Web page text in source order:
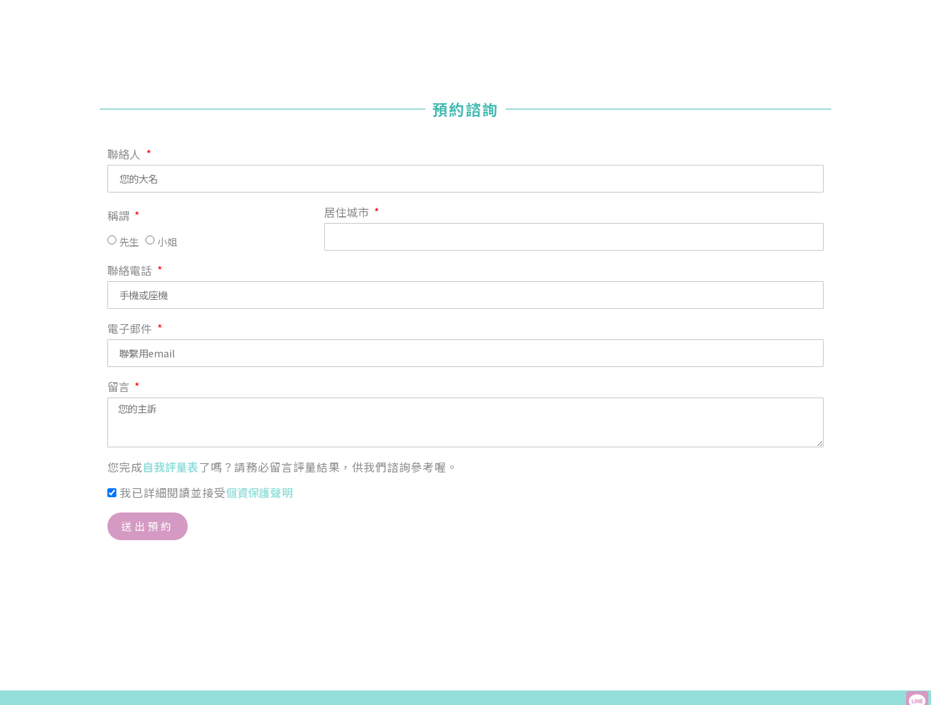
預約諮詢
聯絡人
稱謂
先生 小姐
居住城市
聯絡電話
電子郵件
留言
您完成自我評量表了嗎？請務必留言評量結果，供我們諮詢參考喔。
我已詳細閱讀並接受個資保護聲明
送出預約
您好，您的會員申請，已成功送出，經本協會理事會審核
【會費】
入會費新臺幣1200元，於會員入會時繳納；常年會費1200
元，於每年度繳納。
戶名: 社團法人台灣自律神經健康培訓暨發展協會